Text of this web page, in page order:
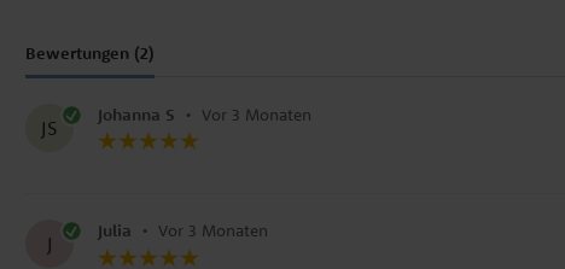
Bewertungen (2)
JS
Johanna S • Vor 3 Monaten
J
Julia • Vor 3 Monaten